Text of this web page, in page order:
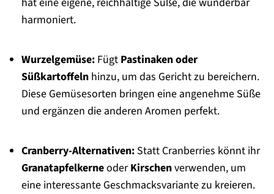
harmoniert.
Wurzelgemüse:Fügt Pastinaken oder
Süßkartoffelnhinzu, um das Gericht zu bereichern.
Diese Gemüsesorten bringen eine angenehme Süße
und ergänzen die anderen Aromen perfekt.
Cranberry-Alternativen:Statt Cranberries könnt ihr
GranatapfelkerneoderKirschenverwenden, um
eine interessante Geschmacksvariante zu kreieren.